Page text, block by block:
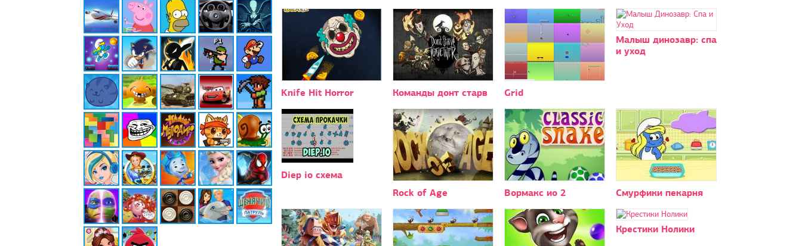
Knife Hit Horror Команды донт старв Grid
Малыш динозавр: спа
и уход
Diep io схема
Rock of Age
Вормакс ио 2 Смурфики пекарня
Крестики Нолики